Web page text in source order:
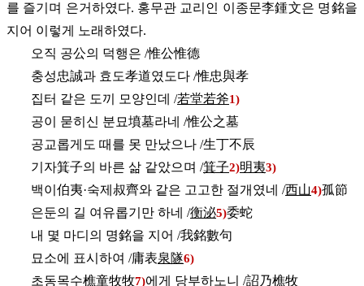
를 즐기며 은거하였다. 홍무관 교리인 이종문李鍾文은 명銘을
지어 이렇게 노래하였다.
오직 공公의 덕행은 /惟公惟德
충성忠誠과 효도孝道였도다 /惟忠與孝
집터 같은 도끼 모양인데 /若堂若斧1)
공이 묻히신 분묘墳墓라네 /惟公之墓
공교롭게도 때를 못 만났으나 /生丁不辰
기자箕子의 바른 삶 같았으며 /箕子2)明夷3)
백이伯夷·숙제叔齊와 같은 고고한 절개였네 /西山4)孤節
은둔의 길 여유롭기만 하네 /衡泌5)委蛇
내 몇 마디의 명銘을 지어 /我銘數句
묘소에 표시하여 /庸表泉隧6)
초동목수樵童牧牧7)에게 당부하노니 /詔乃樵牧